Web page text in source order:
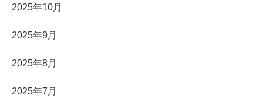
2025年10月
2025年9月
2025年8月
2025年7月